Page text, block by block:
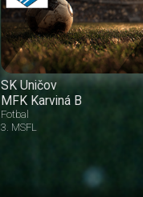
SK Uničov
MFK Karviná B
Fotbal
3. MSFL